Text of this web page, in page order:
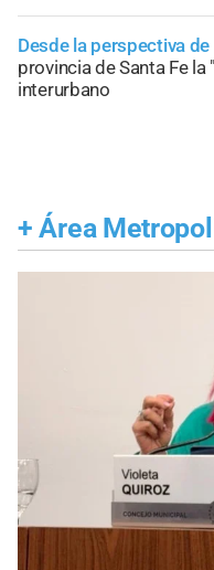
Desde la perspectiva
provincia de Santa Fe
interurbano
+ Área